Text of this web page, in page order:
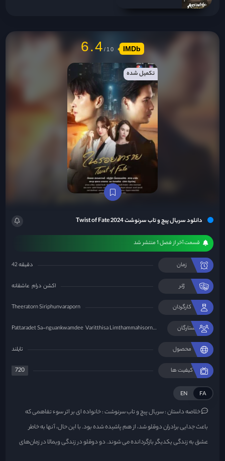
دانلود سریال پیچ و تاب سرنوشت Twist of Fate 2024
قسمت آخر از فصل 1 منتشر شد
زمان 42 دقیقه
ژانر اکشن درام عاشقانه
کارگردان Theeratorn Siriphunvaraporn
ستارگان Pattaradet Sa-nguankwamdee Varitthisa Limthammahisorn Aon Sarawut
محصول تایلند
کیفیت ها 720
FA
EN
خلاصه داستان :سریال پیچ و تاب سرنوشت : خانواده ای بر اثر سوء تفاهمی که
باعث جدایی برادران دوقلو شد، از هم پاشیده شده بود. با این حال، آنها به خاطر
عشق به زندگی یکدیگر بازگردانده می شوند. دو دوقلو در زندگی ویمالا در زمان‌های
6.4 IMDb
تکمیل شده